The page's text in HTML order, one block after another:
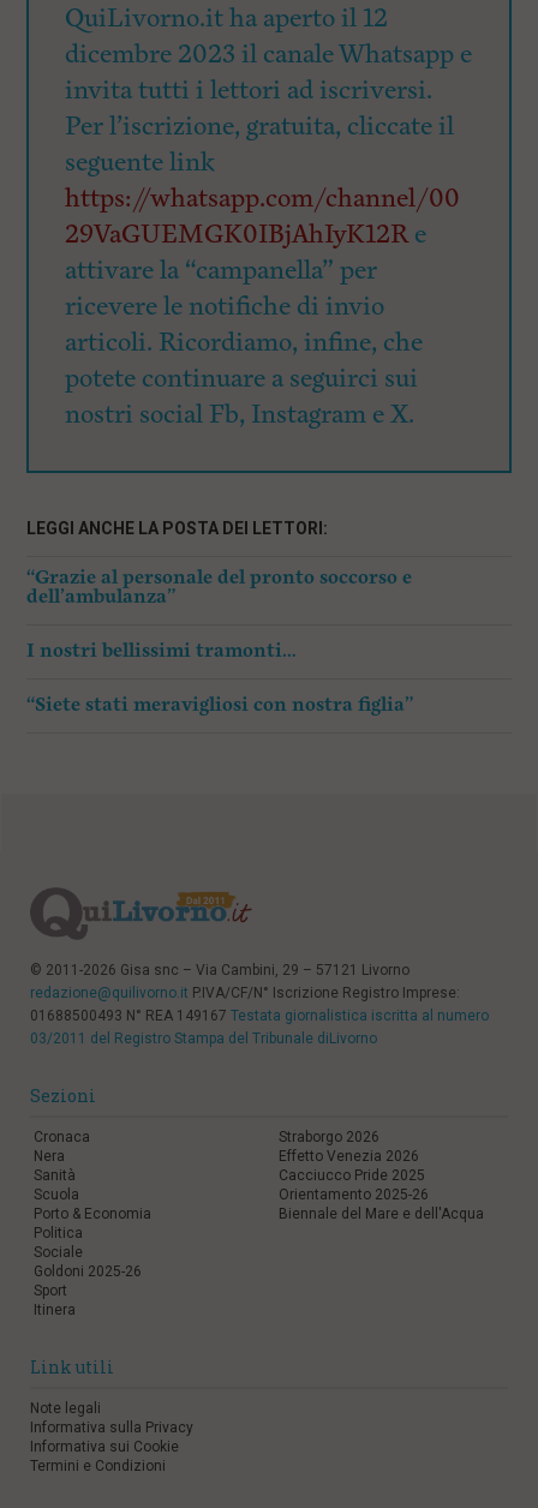
QuiLivorno.it ha aperto il 12
dicembre 2023 il canale Whatsapp e
invita tutti i lettori ad iscriversi.
Per l’iscrizione, gratuita, cliccate il
seguente link
https://whatsapp.com/channel/00
29VaGUEMGK0IBjAhIyK12Re
attivare la “campanella” per
ricevere le notifiche di invio
articoli. Ricordiamo, infine, che
potete continuare a seguirci sui
nostri social Fb, Instagram e X.
LEGGI ANCHE LA POSTA DEI LETTORI:
“Grazie al personale del pronto soccorso e
dell’ambulanza”
I nostri bellissimi tramonti…
“Siete stati meravigliosi con nostra figlia”
© 2011-2026 Gisa snc – Via Cambini, 29 – 57121 Livorno
redazione@quilivorno.it P.IVA/CF/N° Iscrizione Registro Imprese:
01688500493 N° REA 149167 Testata giornalistica iscritta al numero
03/2011 del Registro Stampa del Tribunale diLivorno
Sezioni
Cronaca
Nera
Sanità
Scuola
Porto & Economia
Politica
Sociale
Goldoni 2025-26
Sport
Itinera
Straborgo 2026
Effetto Venezia 2026
Cacciucco Pride 2025
Orientamento 2025-26
Biennale del Mare e dell'Acqua
Link utili
Note legali
Informativa sulla Privacy
Informativa sui Cookie
Termini e Condizioni